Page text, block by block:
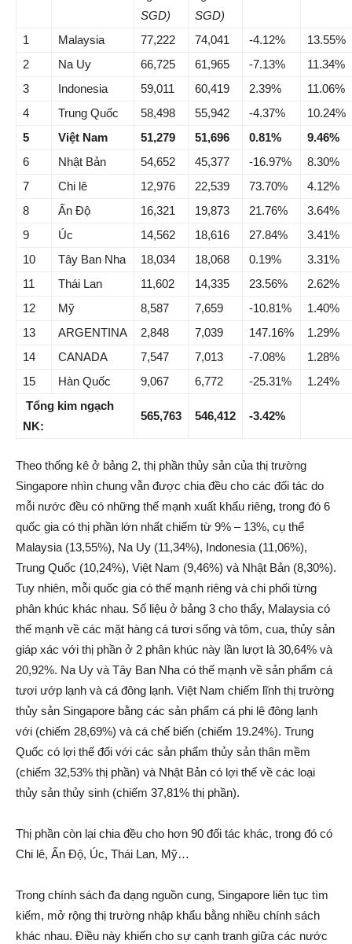
SGD)
SGD)
1
Malaysia 77,222 74,041 -4.12%
13.55%
2
Na Uy 66,725 61,965 -7.13%
11.34%
3
Indonesia 59,011 60,419 2.39%
11.06%
4
Trung Quốc 58,498 55,942 -4.37%
10.24%
5
Việt Nam 51,279 51,696 0.81%
9.46%
6
Nhật Bản 54,652 45,377 -16.97%
8.30%
7
Chi lê 12,976 22,539 73.70%
4.12%
8
Ấn Độ 16,321 19,873 21.76%
3.64%
9
Úc 14,562 18,616 27.84%
3.41%
10
Tây Ban Nha 18,034 18,068 0.19%
3.31%
11
Thái Lan 11,602 14,335 23.56%
2.62%
12
Mỹ 8,587 7,659 -10.81%
1.40%
13
ARGENTINA 2,848 7,039 147.16%
1.29%
14
CANADA 7,547 7,013 -7.08%
1.28%
15
Hàn Quốc 9,067 6,772 -25.31%
1.24%
Tổng kim ngạch
NK:
565,763 546,412 -3.42%
Theo thống kê ở bảng 2, thị phần thủy sản của thị trường
Singapore nhìn chung vẫn được chia đều cho các đối tác do
mỗi nước đều có những thế mạnh xuất khẩu riêng, trong đó 6
quốc gia có thị phần lớn nhất chiếm từ 9% – 13%, cụ thể
Malaysia (13,55%), Na Uy (11,34%), Indonesia (11,06%),
Trung Quốc (10,24%), Việt Nam (9,46%) và Nhật Bản (8,30%).
Tuy nhiên, mỗi quốc gia có thế mạnh riêng và chi phối từng
phân khúc khác nhau. Số liệu ở bảng 3 cho thấy, Malaysia có
thế mạnh về các mặt hàng cá tươi sống và tôm, cua, thủy sản
giáp xác với thị phần ở 2 phân khúc này lần lượt là 30,64% và
20,92%. Na Uy và Tây Ban Nha có thế mạnh về sản phẩm cá
tươi ướp lạnh và cá đông lạnh. Việt Nam chiếm lĩnh thị trường
thủy sản Singapore bằng các sản phẩm cá phi lê đông lạnh
với (chiếm 28,69%) và cá chế biến (chiếm 19.24%). Trung
Quốc có lợi thế đối với các sản phẩm thủy sản thân mềm
(chiếm 32,53% thị phần) và Nhật Bản có lợi thế về các loại
thủy sản thủy sinh (chiếm 37,81% thị phần).
Thị phần còn lại chia đều cho hơn 90 đối tác khác, trong đó có
Chi lê, Ấn Độ, Úc, Thái Lan, Mỹ…
Trong chính sách đa dạng nguồn cung, Singapore liên tục tìm
kiếm, mở rộng thị trường nhập khẩu bằng nhiều chính sách
khác nhau. Điều này khiến cho sự cạnh tranh giữa các nước